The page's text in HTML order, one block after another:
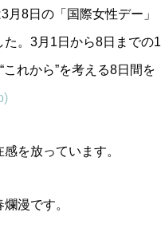
8日の「国際女性デー」
。3月1日から8日までの1
れから”を考える8日間を
を放っています。
漫です。